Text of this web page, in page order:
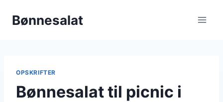
Bønnesalat
OPSKRIFTER
Bønnesalat til picnic i